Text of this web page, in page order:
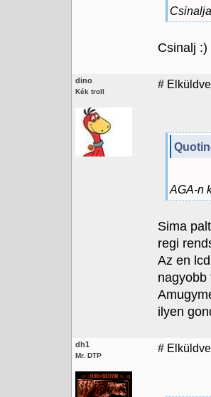
Csinalj :)
dino
Kék troll
#
AGA-n
Sima
regi
Az en
nagyobb
ilyen
dh1
Mr. DTP
#